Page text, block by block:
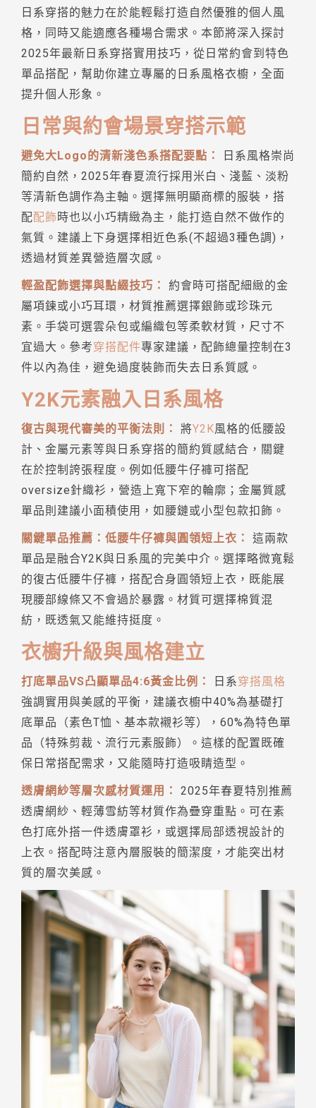
日系穿搭的魅力在於能輕鬆打造自然優雅的個人風
格，同時又能適應各種場合需求。本節將深入探討
2025年最新日系穿搭實用技巧，從日常約會到特色
單品搭配，幫助你建立專屬的日系風格衣櫥，全面
提升個人形象。
日常與約會場景穿搭示範
避免大Logo的清新淺色系搭配要點：
日系風格崇尚
簡約自然，2025年春夏流行採用米白、淺藍、淡粉
等清新色調作為主軸。選擇無明顯商標的服裝，搭
配配飾時也以小巧精緻為主，能打造自然不做作的
氣質。建議上下身選擇相近色系(不超過3種色調)，
透過材質差異營造層次感。
輕盈配飾選擇與點綴技巧：
約會時可搭配細緻的金
屬項鍊或小巧耳環，材質推薦選擇銀飾或珍珠元
素。手袋可選雲朵包或編織包等柔軟材質，尺寸不
宜過大。參考穿搭配件專家建議，配飾總量控制在3
件以內為佳，避免過度裝飾而失去日系質感。
Y2K元素融入日系風格
復古與現代審美的平衡法則： 將Y2K風格的低腰設
計、金屬元素等與日系穿搭的簡約質感結合，關鍵
在於控制誇張程度。例如低腰牛仔褲可搭配
oversize針織衫，營造上寬下窄的輪廓；金屬質感
單品則建議小面積使用，如腰鏈或小型包款扣飾。
關鍵單品推薦：低腰牛仔褲與圓領短上衣：
這兩款
單品是融合Y2K與日系風的完美中介。選擇略微寬鬆
的復古低腰牛仔褲，搭配合身圓領短上衣，既能展
現腰部線條又不會過於暴露。材質可選擇棉質混
紡，既透氣又能維持挺度。
衣櫥升級與風格建立
打底單品VS凸顯單品4:6黃金比例： 日系穿搭風格
強調實用與美感的平衡，建議衣櫥中40%為基礎打
底單品（素色T恤、基本款襯衫等），60%為特色單
品（特殊剪裁、流行元素服飾）。這樣的配置既確
保日常搭配需求，又能隨時打造吸睛造型。
透膚網紗等層次感材質運用：
2025年春夏特別推薦
透膚網紗、輕薄雪紡等材質作為疊穿重點。可在素
色打底外搭一件透膚罩衫，或選擇局部透視設計的
上衣。搭配時注意內層服裝的簡潔度，才能突出材
質的層次美感。